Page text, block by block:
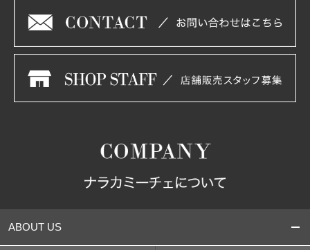
ABOUT US